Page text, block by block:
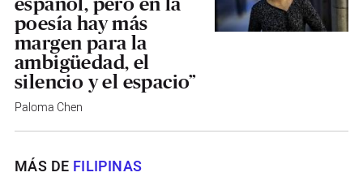
poesía hay más
margen para la
ambigüedad, el
silencio y el espacio”
Paloma Chen
MÁS DE FILIPINAS